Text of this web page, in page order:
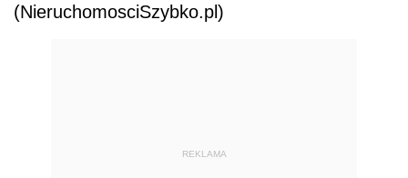
(NieruchomosciSzybko.pl)
REKLAMA